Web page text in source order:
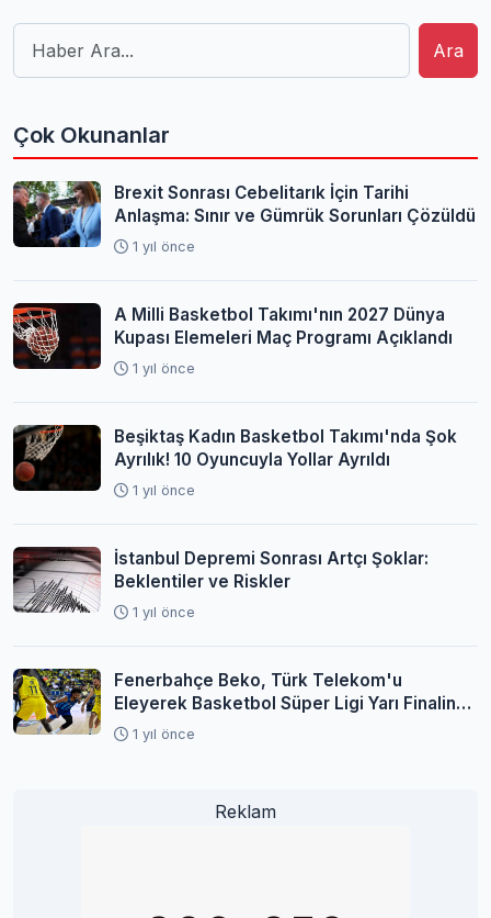
Ara
Çok Okunanlar
Brexit Sonrası Cebelitarık İçin Tarihi
Anlaşma: Sınır ve Gümrük Sorunları Çözüldü
1 yıl önce
A Milli Basketbol Takımı'nın 2027 Dünya
Kupası Elemeleri Maç Programı Açıklandı
1 yıl önce
Beşiktaş Kadın Basketbol Takımı'nda Şok
Ayrılık! 10 Oyuncuyla Yollar Ayrıldı
1 yıl önce
İstanbul Depremi Sonrası Artçı Şoklar:
Beklentiler ve Riskler
1 yıl önce
Fenerbahçe Beko, Türk Telekom'u
Eleyerek Basketbol Süper Ligi Yarı Finaline
Yükseldi
1 yıl önce
Reklam